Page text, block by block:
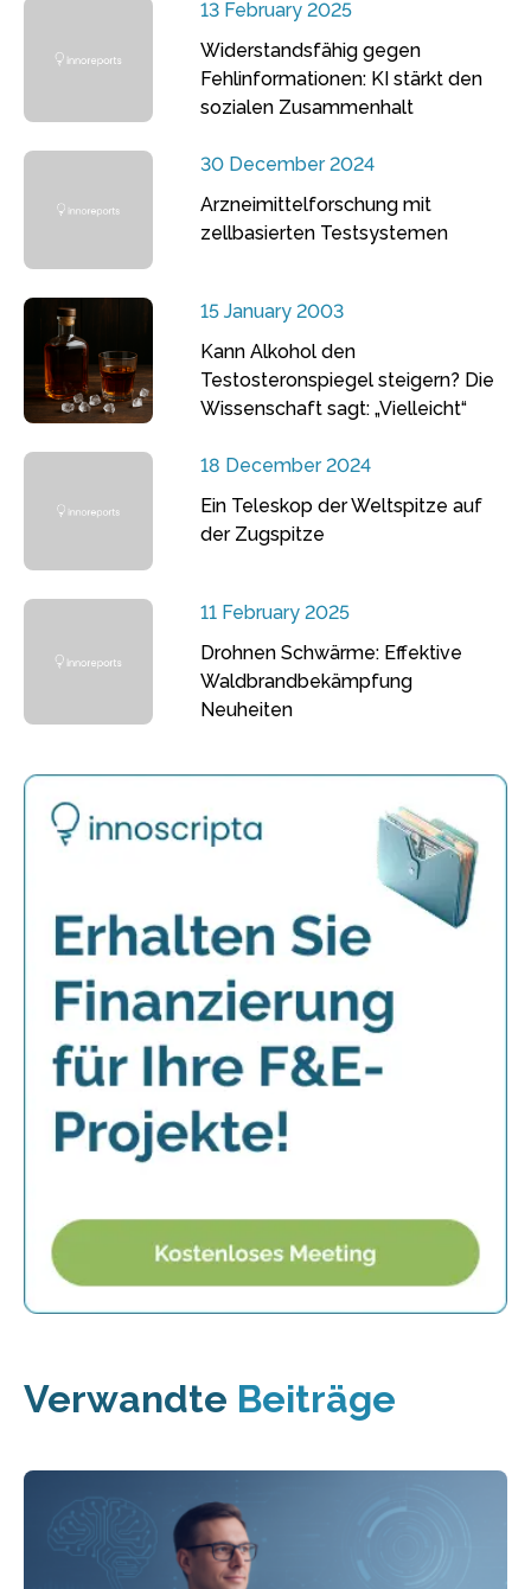
13 February 2025
Widerstandsfähig gegen
Fehlinformationen: KI stärkt den
sozialen Zusammenhalt
30 December 2024
Arzneimittelforschung mit
zellbasierten Testsystemen
15 January 2003
Kann Alkohol den
Testosteronspiegel steigern? Die
Wissenschaft sagt: „Vielleicht“
18 December 2024
Ein Teleskop der Weltspitze auf
der Zugspitze
11 February 2025
Drohnen Schwärme: Effektive
Waldbrandbekämpfung
Neuheiten
Verwandte Beiträge